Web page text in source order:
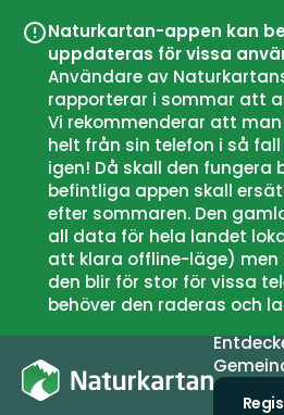
Naturkartan-appen kan
uppdateras för vissa
Användare av
rapporterar i sommar att
Vi rekommenderar att
helt från sin telefon i så
igen! Då skall den fungera
befintliga appen skall
efter sommaren. Den
all data för hela landet
att klara offline-läge)
den blir för stor för vissa
behöver den raderas och